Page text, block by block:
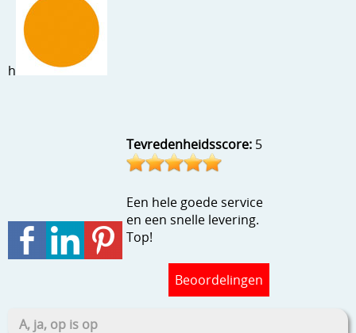
Template, mask, stencils, grids
Wat nog, een creatief kijkje
h
Tevredenheidsscore: 5
Een hele goede service
en een snelle levering.
Top!
Beoordelingen
A, ja, op is op